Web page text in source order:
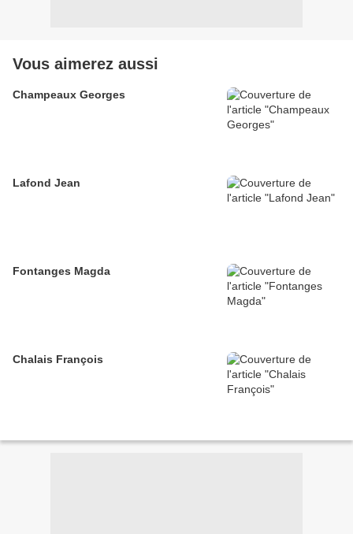
Vous aimerez aussi
Champeaux Georges
Lafond Jean
Fontanges Magda
Chalais François